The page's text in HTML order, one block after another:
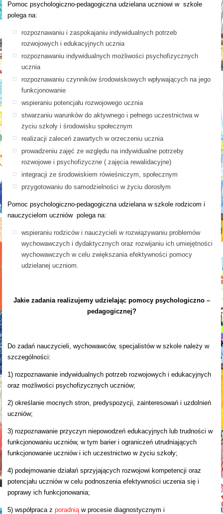
Pomoc psychologiczno-pedagogiczna udzielana uczniowi w szkole
polega na:
rozpoznawaniu i zaspokajaniu indywidualnych potrzeb
rozwojowych i edukacyjnych ucznia
rozpoznawaniu indywidualnych możliwości psychofizycznych
ucznia
rozpoznawaniu czynników środowiskowych wpływających na jego
funkcjonowanie
wspieraniu potencjału rozwojowego ucznia
stwarzaniu warunków do aktywnego i pełnego uczestnictwa w
życiu szkoły i środowisku społecznym
realizacji zaleceń zawartych w orzeczeniu ucznia
prowadzeniu zajęć ze względu na indywidualne potrzeby
rozwojowe i psychofizyczne ( zajęcia rewalidacyjne)
integracji ze środowiskiem rówieśniczym, społecznym
przygotowaniu do samodzielności w życiu dorosłym
Pomoc psychologiczno-pedagogiczna udzielana w szkole rodzicom i
nauczycielom uczniów polega na:
wspieraniu rodziców i nauczycieli w rozwiązywaniu problemów
wychowawczych i dydaktycznych oraz rozwijaniu ich umiejętności
wychowawczych w celu zwiększania efektywności pomocy
udzielanej uczniom.
Jakie zadania realizujemy udzielając pomocy psychologiczno –
pedagogicznej?
Do zadań nauczycieli, wychowawców, specjalistów w szkole należy w
szczególności:
1) rozpoznawanie indywidualnych potrzeb rozwojowych i edukacyjnych
oraz możliwości psychofizycznych uczniów;
2) określanie mocnych stron, predyspozycji, zainteresowań i uzdolnień
uczniów;
3) rozpoznawanie przyczyn niepowodzeń edukacyjnych lub trudności w
funkcjonowaniu uczniów, w tym barier i ograniczeń utrudniających
funkcjonowanie uczniów i ich uczestnictwo w życiu szkoły;
4) podejmowanie działań sprzyjających rozwojowi kompetencji oraz
potencjału uczniów w celu podnoszenia efektywności uczenia się i
poprawy ich funkcjonowania;
5) współpraca zporadniąw procesie diagnostycznym i